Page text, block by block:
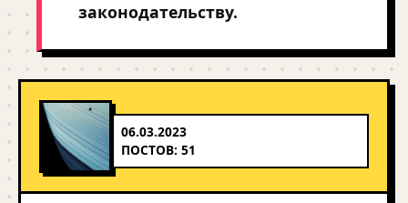
законодательству.
06.03.2023
ПОСТОВ: 51